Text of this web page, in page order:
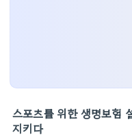
스포츠를 위한 생명보험
지키다